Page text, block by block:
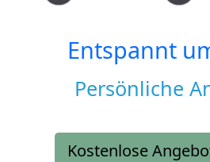
Entspannt
Persönliche
Kostenlose